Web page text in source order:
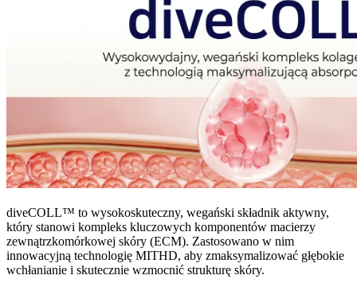
diveCOLL™ to wysokoskuteczny, wegański składnik aktywny,
który stanowi kompleks kluczowych komponentów macierzy
zewnątrzkomórkowej skóry (ECM). Zastosowano w nim
innowacyjną technologię MITHD, aby zmaksymalizować głębokie
wchłanianie i skutecznie wzmocnić strukturę skóry.